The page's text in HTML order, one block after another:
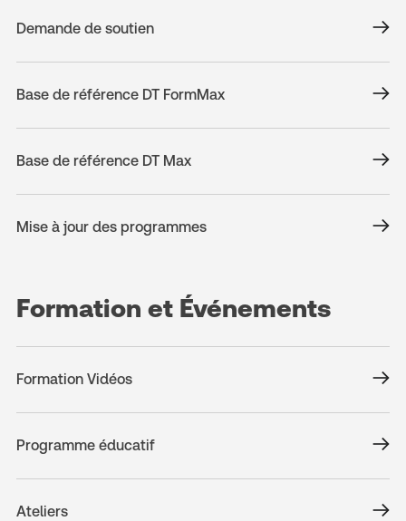
Demande de soutien
Base de référence DT FormMax
Base de référence DT Max
Mise à jour des programmes
Formation et Événements
Formation Vidéos
Programme éducatif
Ateliers